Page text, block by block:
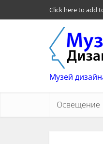
Click here to add
Музей
Освещение